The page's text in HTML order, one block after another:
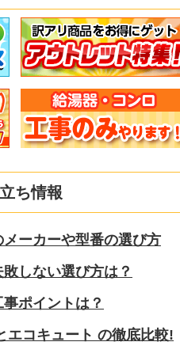
ち情報
ーカーや型番の選び方
しない選び方は？
ポイントは？
エコキュート の徹底比較!